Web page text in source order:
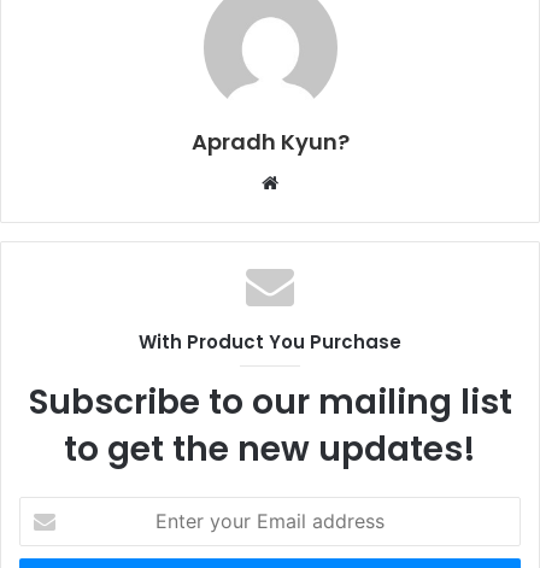
Apradh Kyun?
b
s
i
e
With Product You Purchase
Subscribe to our mailing list
to get the new updates!
t